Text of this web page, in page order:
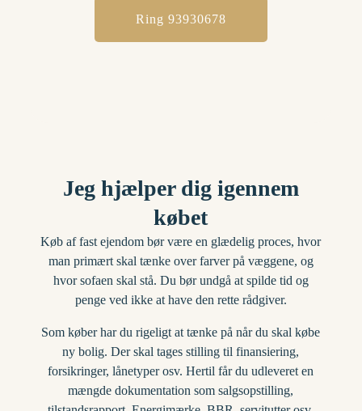
Ring 93930678
Jeg hjælper dig igennem
købet
Køb af fast ejendom bør være en glædelig proces, hvor
man primært skal tænke over farver på væggene, og
hvor sofaen skal stå. Du bør undgå at spilde tid og
penge ved ikke at have den rette rådgiver.
Som køber har du rigeligt at tænke på når du skal købe
ny bolig. Der skal tages stilling til finansiering,
forsikringer, lånetyper osv. Hertil får du udleveret en
mængde dokumentation som salgsopstilling,